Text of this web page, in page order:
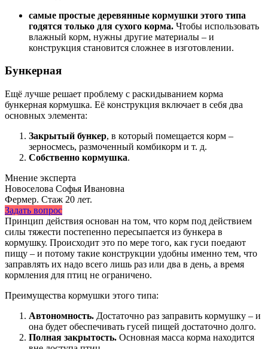
самые простые деревянные кормушки этого типа
годятся только для сухого корма. Чтобы использовать
влажный корм, нужны другие материалы – и
конструкция становится сложнее в изготовлении.
Бункерная
Ещё лучше решает проблему с раскидыванием корма
бункерная кормушка. Её конструкция включает в себя два
основных элемента:
Закрытый бункер, в который помещается корм –
зерносмесь, размоченный комбикорм и т. д.
Собственно кормушка.
Мнение эксперта
Новоселова Софья Ивановна
Фермер. Стаж 20 лет.
Задать вопрос
Принцип действия основан на том, что корм под действием
силы тяжести постепенно пересыпается из бункера в
кормушку. Происходит это по мере того, как гуси поедают
пищу – и потому такие конструкции удобны именно тем, что
заправлять их надо всего лишь раз или два в день, а время
кормления для птиц не ограничено.
Преимущества кормушки этого типа:
Автономность. Достаточно раз заправить кормушку – и
она будет обеспечивать гусей пищей достаточно долго.
Полная закрытость. Основная масса корма находится